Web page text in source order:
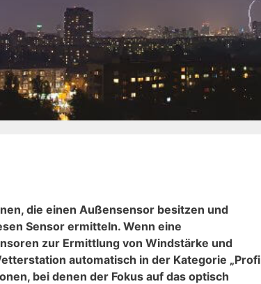
die einen Außensensor besitzen und
Sensor ermitteln. Wenn eine
zur Ermittlung von Windstärke und
automatisch in der Kategorie „Profi
bei denen der Fokus auf das optisch